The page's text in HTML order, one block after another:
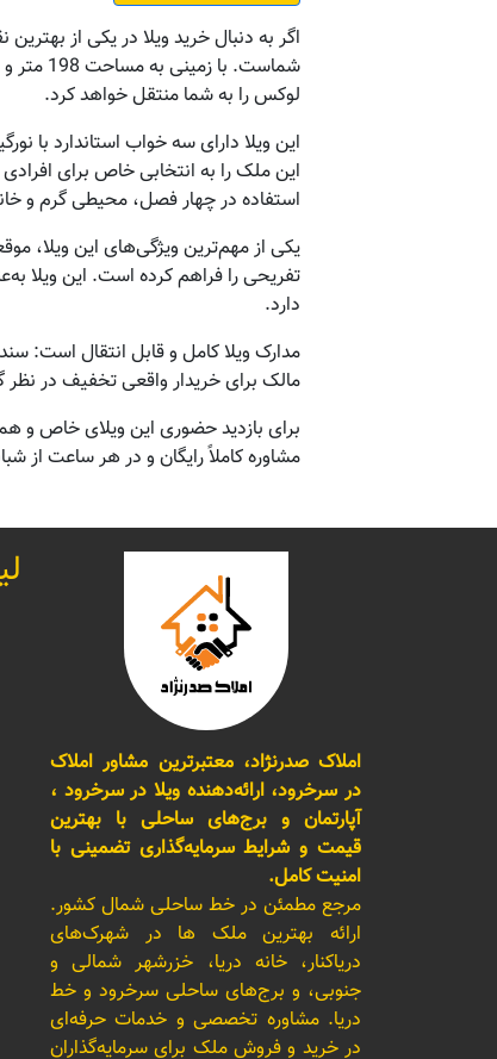
اگر به دنبال خرید ویلا در یکی از
لوکس را به شما منتقل خواهد کرد.
این ملک را به انتخابی خاص برای
استفاده در چهار فصل، محیطی گرم و
یکی از مهم‌ترین ویژگی‌های این ویلا،
تفریحی را فراهم کرده است. این ویلا
دارد.
مدارک ویلا کامل و قابل انتقال است:
مالک برای خریدار واقعی تخفیف در
برای بازدید حضوری این ویلای خاص و
مشاوره کاملاً رایگان و در هر ساعت از
املاک صدرنژاد، معتبرترین مشاور املاک
در سرخرود، ارائه‌دهنده ویلا در سرخرود ،
آپارتمان و برج‌های ساحلی با بهترین
قیمت و شرایط سرمایه‌گذاری تضمینی با
امنیت کامل.
مرجع مطمئن در خط ساحلی شمال کشور.
ارائه بهترین ملک ها در شهرک‌های
دریاکنار، خانه دریا، خزرشهر شمالی و
جنوبی، و برج‌های ساحلی سرخرود و خط
دریا. مشاوره تخصصی و خدمات حرفه‌ای
در خرید و فروش ملک برای سرمایه‌گذاران